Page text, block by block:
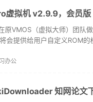
虚拟机 v2.9.9，会员版
原VMOS（虚拟大师）团队
会提供给用户自定义ROM的
办公